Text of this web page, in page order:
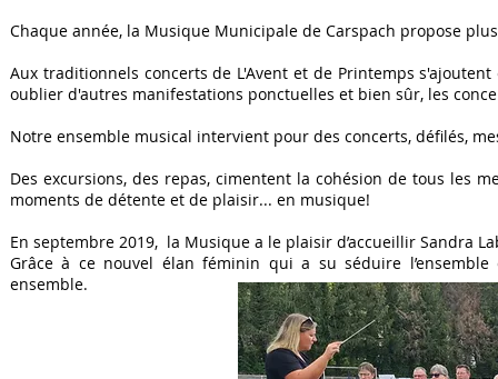
Chaque année, la Musique Municipale de Carspach propose
Aux traditionnels concerts de L'Avent et de Printemps
oublier d'autres manifestations ponctuelles et bien sûr, les
Notre ensemble musical intervient pour des concerts, défilés,
​Des excursions, des repas, cimentent la cohésion de tous les
moments de détente et de plaisir... en musique!
En septembre 2019, la Musique a le plaisir d’accueillir Sandra
Grâce à ce nouvel élan féminin qui a su séduire
ensemble.